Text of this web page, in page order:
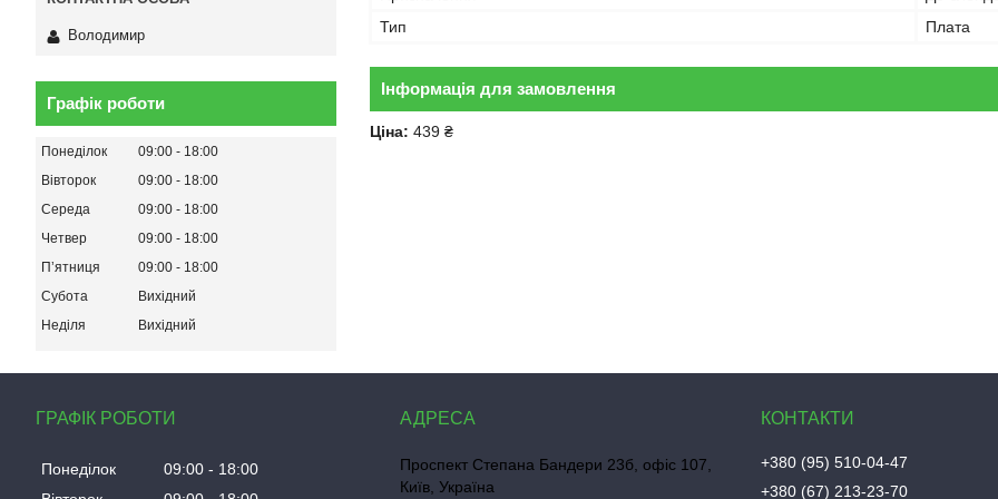
Тип
Плата
Інформація для замовлення
Ціна: 439 ₴
Володимир
Графік роботи
Понеділок 09:00
18:00
Вівторок
09:00
18:00
Середа
09:00
18:00
Четвер
09:00
18:00
Пʼятниця
09:00
18:00
Субота
Вихідний
Неділя
Вихідний
ГРАФІК РОБОТИ
Понеділок 09:00
18:00
Проспект Степана Бандери 23б, офіс 107,
Київ, Україна
+380 (95) 510-04-47
+380 (67) 213-23-70